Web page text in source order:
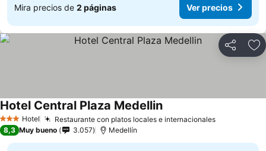
Mira precios de 2 páginas Ver precios
Compartir
3 Estrellas
Hotel Restaurante con platos locales e internacionales
Hotel Central Plaza Medellin
8,3 Muy bueno 3.057 Medellín